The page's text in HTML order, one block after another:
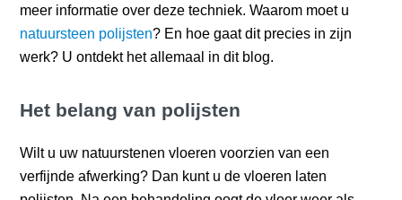
meer informatie over deze techniek. Waarom moet u
natuursteen polijsten? En hoe gaat dit precies in zijn
werk? U ontdekt het allemaal in dit blog.
Het belang van polijsten
Wilt u uw natuurstenen vloeren voorzien van een
verfijnde afwerking? Dan kunt u de vloeren laten